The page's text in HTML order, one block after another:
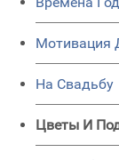
Мотивация
На Свадьбу
Цветы И